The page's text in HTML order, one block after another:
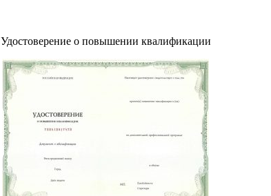
Удостоверение о повышении квалификации